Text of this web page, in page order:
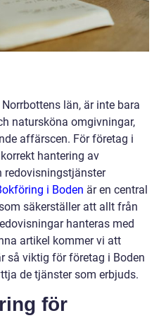
län, är inte bara
natursköna omgivningar,
affärscen. För företag i
hantering av
redovisningstjänster
i Boden är en central
säkerställer att allt från
hanteras med
artikel kommer vi att
så viktig för företag i Boden
de tjänster som erbjuds.
för